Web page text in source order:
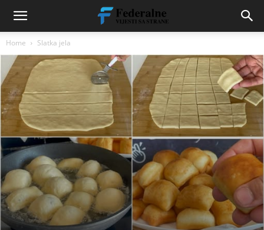
Home Slatka jela